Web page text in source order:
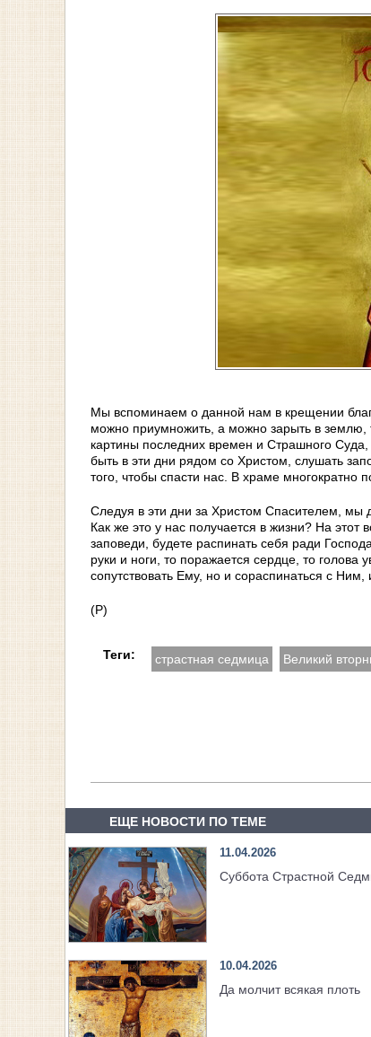
Мы вспоминаем о данной нам в крещении
можно приумножить, а можно зарыть в землю,
картины последних времен и Страшного
быть в эти дни рядом со Христом, слушать
того, чтобы спасти нас. В храме
Следуя в эти дни за Христом Спасителем, мы
Как же это у нас получается в жизни? На
заповеди, будете распинать себя ради
руки и ноги, то поражается сердце, то
сопутствовать Ему, но и сораспинаться с
(Р)
Теги: страстная седмица Великий
ЕЩЕ НОВОСТИ ПО ТЕМЕ
11.04.2026
Суббота Страстной
10.04.2026
Да молчит всякая плоть